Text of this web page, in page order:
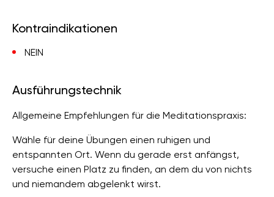
Kontraindikationen
NEIN
Ausführungstechnik
Allgemeine Empfehlungen für die Meditationspraxis:
Wähle für deine Übungen einen ruhigen und
entspannten Ort. Wenn du gerade erst anfängst,
versuche einen Platz zu finden, an dem du von nichts
und niemandem abgelenkt wirst.